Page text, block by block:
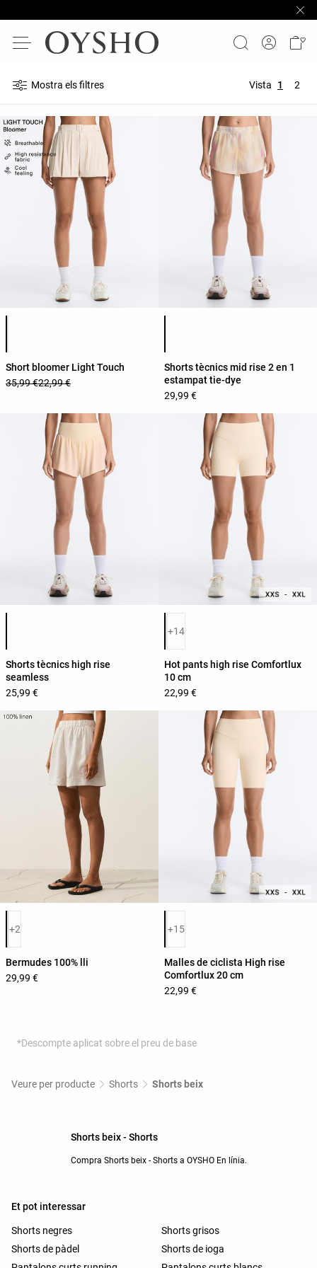
Mostra els filtres Vista 1 2
Short bloomer Light Touch
35,99 €22,99 €
Shorts tècnics mid rise 2 en 1
estampat tie-dye
29,99 €
Shorts tècnics high rise
seamless
25,99 €
Llista de colors del producte
+14
Hot pants high rise Comfortlux
10 cm
22,99 €
Llista de colors del producte
+2
Bermudes 100% lli
29,99 €
Llista de colors del producte
+15
Malles de ciclista High rise
Comfortlux 20 cm
22,99 €
*Descompte aplicat sobre el preu de base
Veure per producte Shorts Shorts beix
Shorts beix - Shorts
Compra Shorts beix - Shorts a OYSHO En línia.
Et pot interessar
Shorts negres
Shorts grisos
Shorts de pàdel
Shorts de ioga